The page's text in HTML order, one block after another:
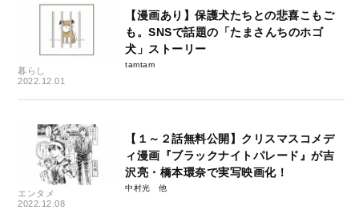
暮らし
2022.12.01
【漫画あり】保護犬たちとの悲喜こもご
も。SNSで話題の「たまさんちのホゴ
犬」ストーリー
tamtam
エンタメ
2022.12.08
【１～２話無料公開】クリスマスコメデ
ィ漫画『ブラックナイトパレード』が吉
沢亮・橋本環奈で実写映画化！
中村光